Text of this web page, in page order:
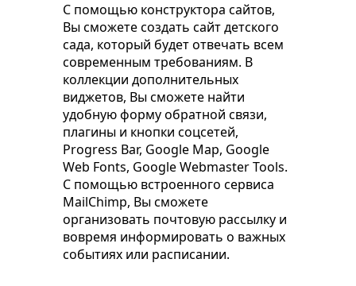
С помощью конструктора сайтов,
Вы сможете создать сайт детского
сада, который будет отвечать всем
современным требованиям. В
коллекции дополнительных
виджетов, Вы сможете найти
удобную форму обратной связи,
плагины и кнопки соцсетей,
Progress Bar, Google Map, Google
Web Fonts, Google Webmaster Tools.
С помощью встроенного сервиса
MailChimp, Вы сможете
организовать почтовую рассылку и
вовремя информировать о важных
событиях или расписании.